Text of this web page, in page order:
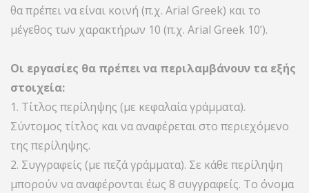
θα πρέπει να είναι κοινή (π.χ. Arial Greek) και το
μέγεθος των χαρακτήρων 10 (π.χ. Arial Greek 10’).
Οι εργασίες θα πρέπει να περιλαμβάνουν τα εξής
στοιχεία:
1. Τίτλος περίληψης (με κεφαλαία γράμματα).
Σύντομος τίτλος και να αναφέρεται στο περιεχόμενο
της περίληψης.
2. Συγγραφείς (με πεζά γράμματα). Σε κάθε περίληψη
μπορούν να αναφέρονται έως 8 συγγραφείς. Το όνομα